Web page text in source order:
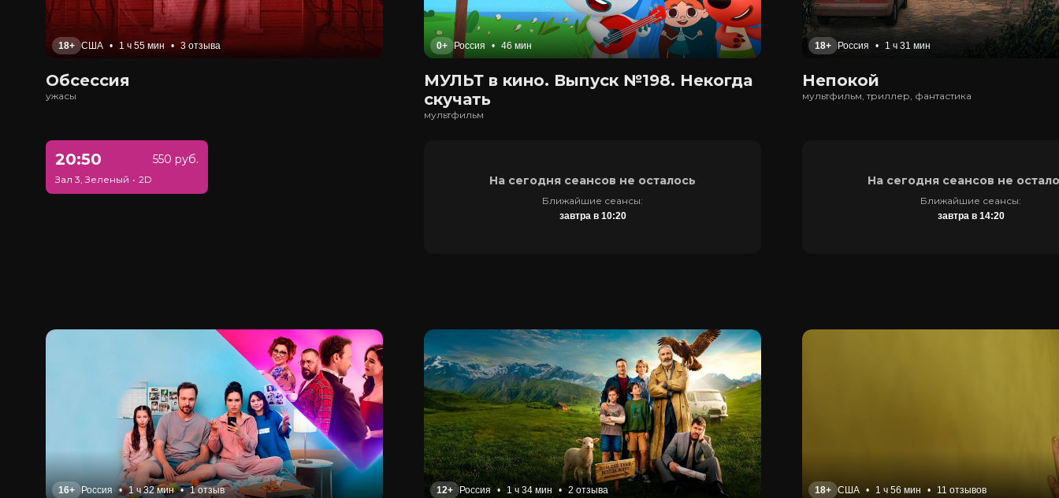
18+ США • 1 ч 55 мин • 3 отзыва
Обсессия
ужасы
20:50 550 руб.
Зал 3, Зеленый • 2D
0+ Россия • 46 мин
МУЛЬТ в кино. Выпуск №198. Некогда
скучать
мультфильм
На сегодня сеансов не осталось
Ближайшие сеансы:
завтра в 10:20
18+ Россия • 1 ч 31 мин
Непокой
мультфильм, триллер, фантастика
На сегодня сеансов не
Ближайшие сеансы:
завтра в 14:20
16+ Россия • 1 ч 32 мин • 1 отзыв 12+ Россия • 1 ч 34 мин • 2 отзыва 18+ США • 1 ч 56 мин • 11 отзывов